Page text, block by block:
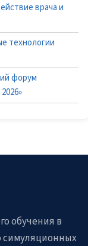
врача и
технологии
форум
обучения в